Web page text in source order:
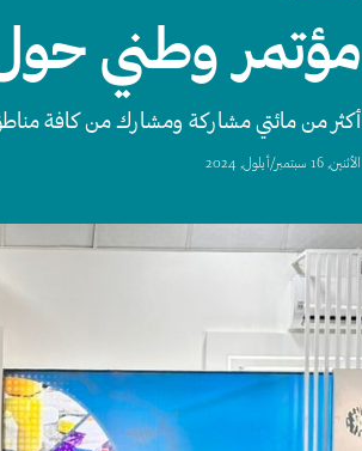
مؤتمر وطني
أكثر من مائتي مشاركة ومشارك من كافة
اﻷثنين, 16 سبتمبر/أيلول, 2024